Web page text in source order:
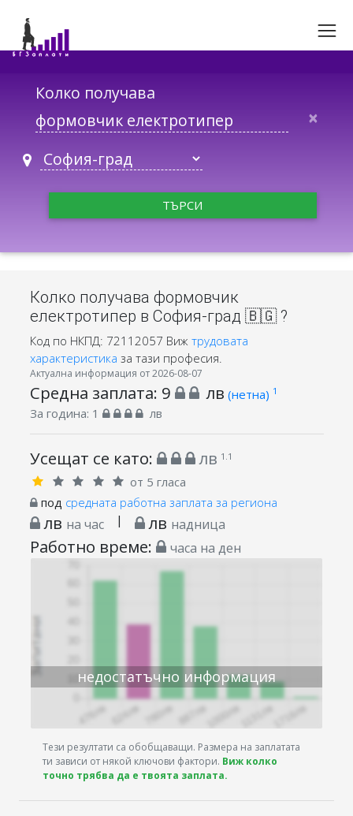
Колко получава
×
ТЪРСИ
Колко получава формовчик
електротипер в София-град 🇧🇬 ?
Код по НКПД: 72112057 Виж трудовата
характеристика за тази професия.
Актуална информация от 2026-08-07
Средна заплата: 9 лв (нетна) 1
За година: 1 лв
Усещат се като: лв 1.1
от 5 гласа
под средната работна заплата за региона
лв на час | лв надница
Работно време: часа на ден
недостатъчно информация
Тези резултати са обобщаващи. Размера на заплатата
ти зависи от някой ключови фактори. Виж колко
точно трябва да е твоята заплата.